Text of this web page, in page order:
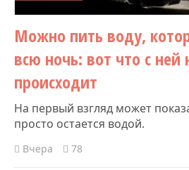
Можно пить воду,
всю ночь: вот что с
происходит
На первый взгляд может
просто остается водой.
Вчера 78